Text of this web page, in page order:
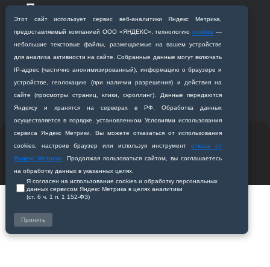
Этот сайт использует сервис веб‑аналитики Яндекс Метрика,
предоставляемый компанией ООО «ЯНДЕКС», технологиюcookies —
небольшие текстовые файлы, размещаемые на вашем устройстве
для анализа активности на сайте. Собранные данные могут включать
IP‑адрес (частично анонимизированный), информацию о браузере и
устройстве, геолокацию (при наличии разрешения) и действия на
сайте (просмотры страниц, клики, скроллинг). Данные передаются
Яндексу и хранятся на серверах в РФ. Обработка данных
осуществляется в порядке, установленном Условиями использования
сервиса Яндекс Метрики. Вы можете отказаться от использования
cookies, настроив браузер или используя инструментотказа от
Яндекс Метрики . Продолжая пользоваться сайтом, вы соглашаетесь
на обработку данных в указанных целях.
Я согласен на использование cookies и обработку персональных
данных сервисом Яндекс Метрика в целях аналитики
(ст. 6 ч. 1 п. 1 152‑ФЗ)
Принять
Приемная комиссия
Благовещенск, ул. Горького, 95
+7 (4162) 319‒016
abitur@amursma.su
Сведения об образовательной
организации
медицинская академия
Разработано студией